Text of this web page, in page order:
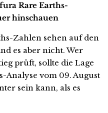
Rare Earths-
hinschauen
Zahlen sehen auf den
es aber nicht. Wer
prüft, sollte die Lage
Analyse vom 09. August
sein kann, als es